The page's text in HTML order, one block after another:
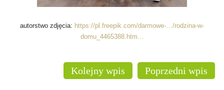
autorstwo zdjęcia: https://pl.freepik.com/darmowe-…/rodzina-w-
domu_4465388.htm…
Poprzedni wpis
Kolejny wpis